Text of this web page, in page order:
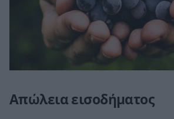
Απώλεια εισοδήματος